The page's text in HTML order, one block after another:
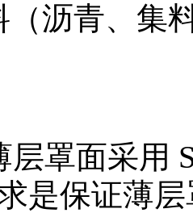
（沥青、集
层罩面采用
是保证薄